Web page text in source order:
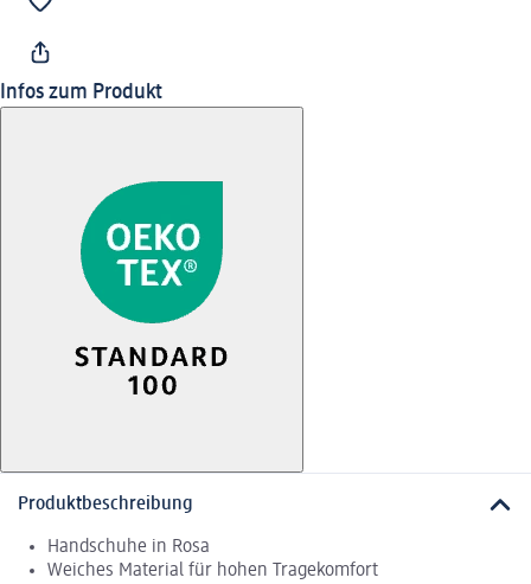
Infos zum Produkt
Produktbeschreibung
Handschuhe in Rosa
Weiches Material für hohen Tragekomfort